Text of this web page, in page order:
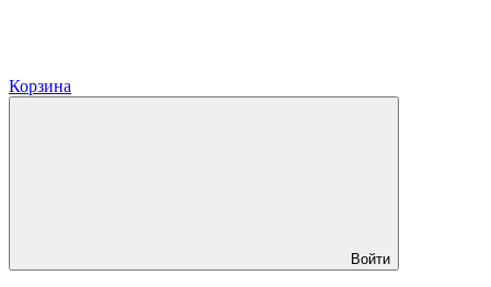
Корзина
Войти